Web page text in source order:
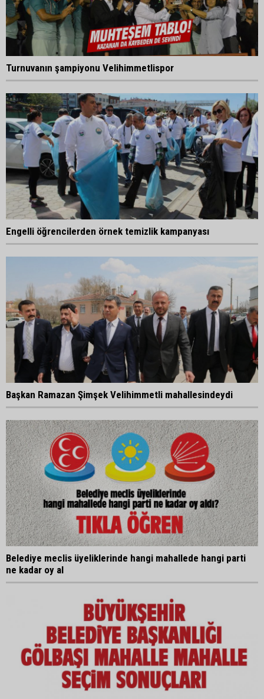
Turnuvanın şampiyonu Velihimmetlispor
Engelli öğrencilerden örnek temizlik kampanyası
Başkan Ramazan Şimşek Velihimmetli mahallesindeydi
Belediye meclis üyeliklerinde hangi mahallede hangi parti
ne kadar oy al